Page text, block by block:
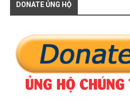
DONATE ỦNG HỘ